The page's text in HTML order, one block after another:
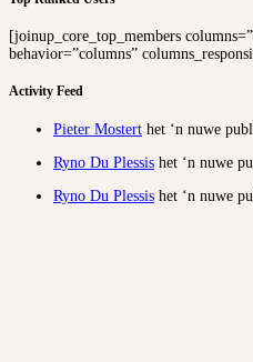
[joinup_core_top_members
behavior=”columns”
Activity Feed
Pieter Mostert het ‘n nuwe
Ryno Du Plessis het ‘n nuwe
Ryno Du Plessis het ‘n nuwe